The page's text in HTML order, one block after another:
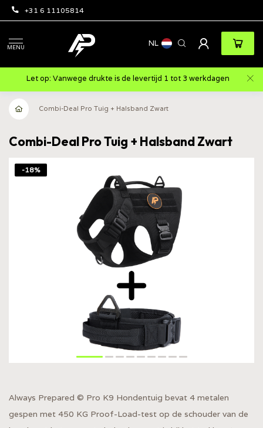
+31 6 11105814
MENU NL
Let op: Vanwege drukte is de levertijd 1 tot 3 werkdagen
Combi-Deal Pro Tuig + Halsband Zwart
Combi-Deal Pro Tuig + Halsband Zwart
-18%
Always Prepared © Pro K9 Hondentuig bevat 4 metalen
gespen met 450 KG Proof-Load-test op de schouder van de